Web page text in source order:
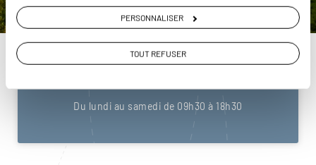
PERSONNALISER
TOUT REFUSER
ou
Construisez votre voyage avec un spécialiste
Polynésie
01 86 95 65 50
Du lundi au samedi de 09h30 à 18h30